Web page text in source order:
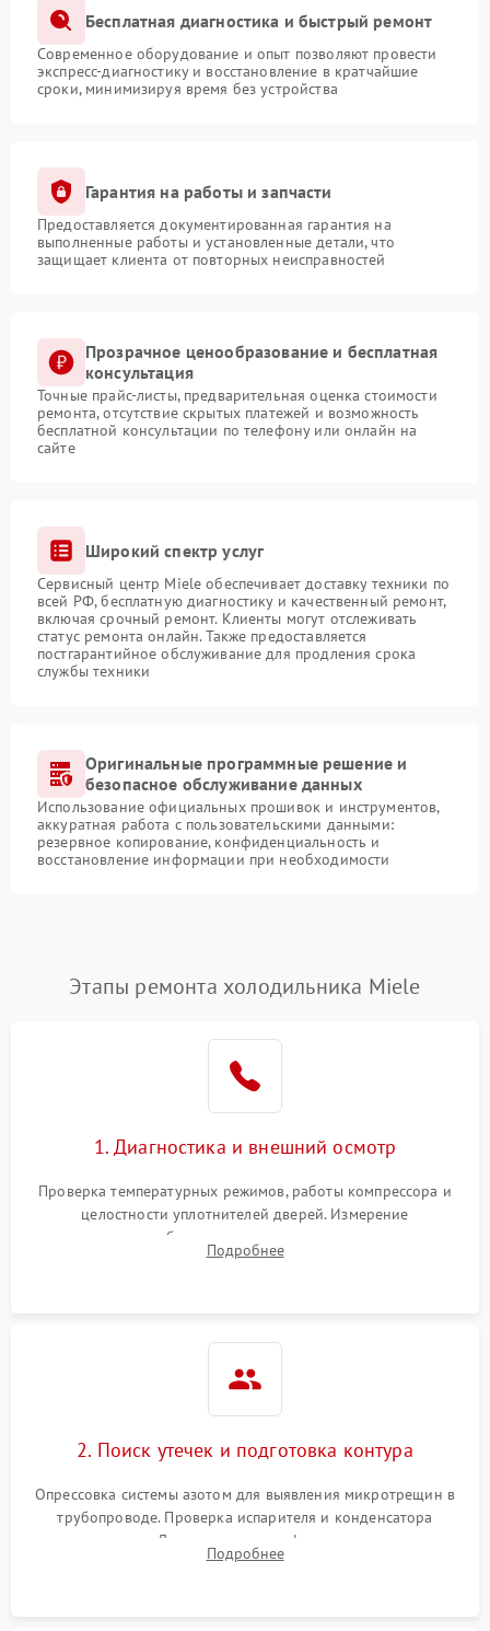
Бесплатная диагностика и быстрый ремонт
Современное оборудование и опыт позволяют провести
экспресс-диагностику и восстановление в кратчайшие
сроки, минимизируя время без устройства
Гарантия на работы и запчасти
Предоставляется документированная гарантия на
выполненные работы и установленные детали, что
защищает клиента от повторных неисправностей
Прозрачное ценообразование и бесплатная
консультация
Точные прайс-листы, предварительная оценка стоимости
ремонта, отсутствие скрытых платежей и возможность
бесплатной консультации по телефону или онлайн на
сайте
Широкий спектр услуг
Сервисный центр Miele обеспечивает доставку техники по
всей РФ, бесплатную диагностику и качественный ремонт,
включая срочный ремонт. Клиенты могут отслеживать
статус ремонта онлайн. Также предоставляется
постгарантийное обслуживание для продления срока
службы техники
Оригинальные программные решение и
безопасное обслуживание данных
Использование официальных прошивок и инструментов,
аккуратная работа с пользовательскими данными:
резервное копирование, конфиденциальность и
восстановление информации при необходимости
Этапы ремонта холодильника Miele
1. Диагностика и внешний осмотр
Проверка температурных режимов, работы компрессора и
целостности уплотнителей дверей. Измерение
сопротивления обмоток мотора, проверка термостата и
считывание кодов ошибок с электронного дисплея.
Подробнее
2. Поиск утечек и подготовка контура
Опрессовка системы азотом для выявления микротрещин в
трубопроводе. Проверка испарителя и конденсатора
течеискателем. Демонтаж старого фильтра-осушителя и
продувка капиллярной трубки для устранения засоров.
Подробнее